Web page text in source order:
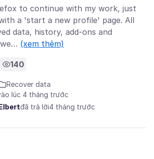
to continue with my work, just
a 'start a new profile' page. All
data, history, add-ons and
(xem thêm)
140
Recover data
lúc 4 tháng trước
đã trả lời4 tháng trước